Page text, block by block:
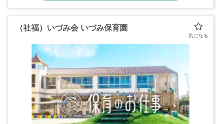
（社福）いづみ会 いづみ保育園